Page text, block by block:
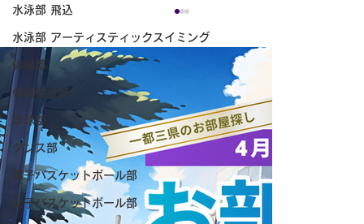
水泳部 飛込
水泳部 アーティスティックスイミング
体操部
体操競技部
卓球部
ダンス部
男子バスケットボール部
女子バスケットボール部
【お知らせ】8/8（土） 筑波大学ホーム